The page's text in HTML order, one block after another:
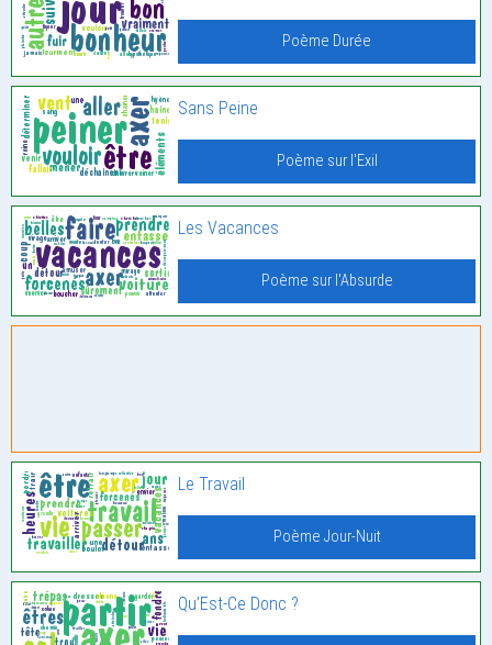
Poème Durée
Sans Peine
Poème sur l'Exil
Les Vacances
Poème sur l'Absurde
Le Travail
Poème Jour-Nuit
Qu’Est-Ce Donc ?